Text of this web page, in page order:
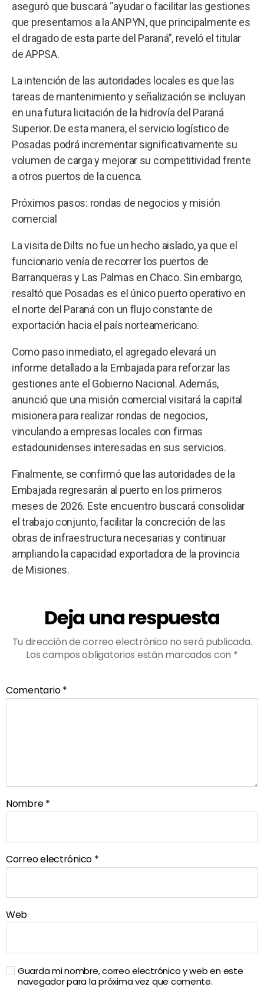
aseguró que buscará “ayudar o facilitar las gestiones
que presentamos a la ANPYN, que principalmente es
el dragado de esta parte del Paraná”, reveló el titular
de APPSA.
La intención de las autoridades locales es que las
tareas de mantenimiento y señalización se incluyan
en una futura licitación de la hidrovía del Paraná
Superior. De esta manera, el servicio logístico de
Posadas podrá incrementar significativamente su
volumen de carga y mejorar su competitividad frente
a otros puertos de la cuenca.
Próximos pasos: rondas de negocios y misión
comercial
La visita de Dilts no fue un hecho aislado, ya que el
funcionario venía de recorrer los puertos de
Barranqueras y Las Palmas en Chaco. Sin embargo,
resaltó que Posadas es el único puerto operativo en
el norte del Paraná con un flujo constante de
exportación hacia el país norteamericano.
Como paso inmediato, el agregado elevará un
informe detallado a la Embajada para reforzar las
gestiones ante el Gobierno Nacional. Además,
anunció que una misión comercial visitará la capital
misionera para realizar rondas de negocios,
vinculando a empresas locales con firmas
estadounidenses interesadas en sus servicios.
Finalmente, se confirmó que las autoridades de la
Embajada regresarán al puerto en los primeros
meses de 2026. Este encuentro buscará consolidar
el trabajo conjunto, facilitar la concreción de las
obras de infraestructura necesarias y continuar
ampliando la capacidad exportadora de la provincia
de Misiones.
Deja una respuesta
Tu dirección de correo electrónico no será publicada.
Los campos obligatorios están marcados con *
Comentario*
Nombre*
Correo electrónico *
Web
Guarda mi nombre, correo electrónico y web en este
navegador para la próxima vez que comente.